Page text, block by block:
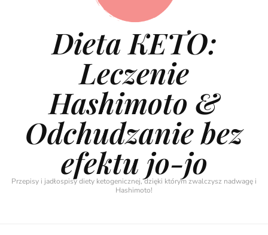
Dieta KETO:
Leczenie
Hashimoto &
Odchudzanie bez
efektu jo-jo
Przepisy i jadłospisy diety ketogenicznej, dzięki którym zwalczysz nadwagę i
Hashimoto!